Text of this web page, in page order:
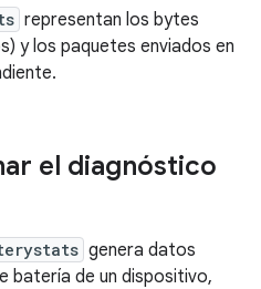
representan los bytes
y los paquetes enviados en
el diagnóstico
genera datos
batería de un dispositivo,